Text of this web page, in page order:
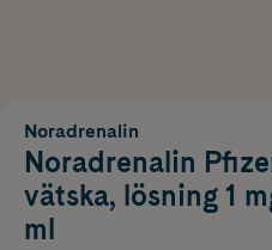
Noradrenalin
Noradrenalin
vätska, lösning 1
ml